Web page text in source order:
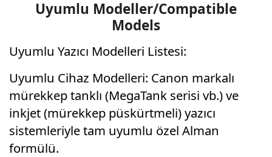
Uyumlu Modeller/Compatible
Models
Uyumlu Yazıcı Modelleri Listesi:
Uyumlu Cihaz Modelleri: Canon markalı
mürekkep tanklı (MegaTank serisi vb.) ve
inkjet (mürekkep püskürtmeli) yazıcı
sistemleriyle tam uyumlu özel Alman
formülü.